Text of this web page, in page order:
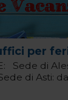
per
Sede di
di Asti: